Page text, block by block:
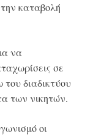
καταβολή
να
σε
διαδικτύου
των νικητών.
οι